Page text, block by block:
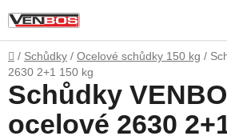
na
obsah
Domů
/ Schůdky / Ocelové schůdky 150 kg /
2630 2+1 150 kg
Schůdky
ocelové 2630